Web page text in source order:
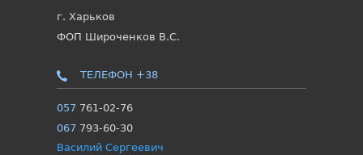
г. Харьков
ФОП Широченков В.С.
ТЕЛЕФОН +38
057 761-02-76
067 793-60-30
Василий Сергеевич